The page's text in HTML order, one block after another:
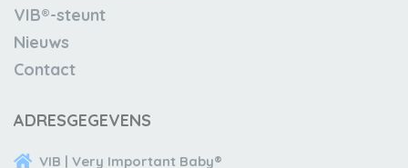
VIB®-steunt
Nieuws
Contact
ADRESGEGEVENS
VIB | Very Important Baby®